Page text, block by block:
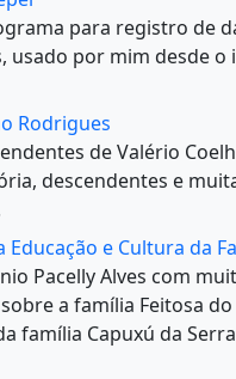
para registro de
usado por mim desde o
Rodrigues
de Valério
descendentes e
Educação e Cultura da
Pacelly Alves com
a família Feitosa
família Capuxú da